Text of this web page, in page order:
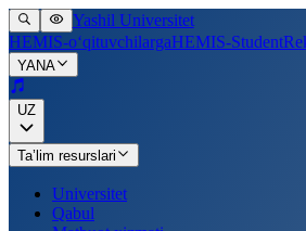
Yashil Universitet
HEMIS-o‘qituvchilargaHEMIS-Student
YANA
UZ
Ta’lim resurslari
Universitet
Qabul